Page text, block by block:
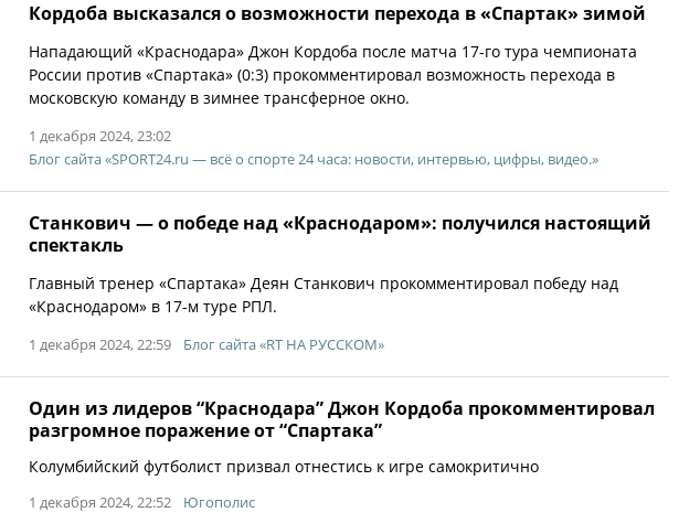
Кордоба высказался о возможности перехода в «Спартак» зимой
Нападающий «Краснодара» Джон Кордоба после матча 17-го тура чемпионата
России против «Спартака» (0:3) прокомментировал возможность перехода в
московскую команду в зимнее трансферное окно.
1 декабря 2024, 23:02
Блог сайта «SPORT24.ru — всё о спорте 24 часа: новости, интервью, цифры, видео.»
Станкович — о победе над «Краснодаром»: получился настоящий
спектакль
Главный тренер «Спартака» Деян Станкович прокомментировал победу над
«Краснодаром» в 17-м туре РПЛ.
1 декабря 2024, 22:59 Блог сайта «RT НА РУССКОМ»
Один из лидеров “Краснодара” Джон Кордоба прокомментировал
разгромное поражение от “Спартака”
Колумбийский футболист призвал отнестись к игре самокритично
1 декабря 2024, 22:52 Югополис